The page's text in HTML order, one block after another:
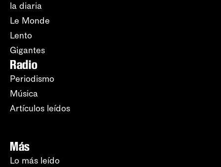
la diaria
Le Monde
Lento
Gigantes
Radio
Periodismo
Música
Artículos leídos
Más
Lo más leído